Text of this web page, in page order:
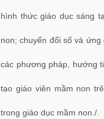
hình thức giáo dục sáng
non; chuyển đổi số và
các phương pháp, hướng
tạo giáo viên mầm non
trong giáo dục mầm non./.